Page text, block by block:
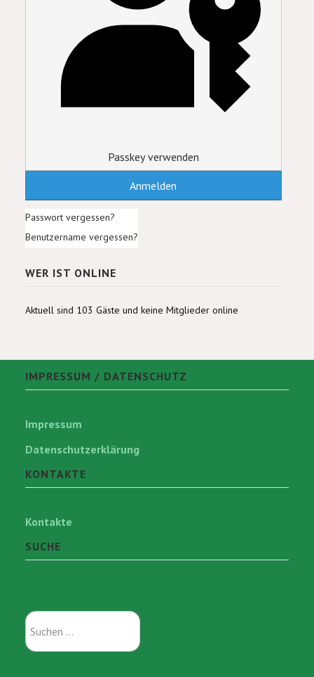
Passkey verwenden
Anmelden
Passwort vergessen?
Benutzername vergessen?
WER IST ONLINE
Aktuell sind 103 Gäste und keine Mitglieder online
IMPRESSUM / DATENSCHUTZ
Impressum
Datenschutzerklärung
KONTAKTE
Kontakte
SUCHE
Suchen
...